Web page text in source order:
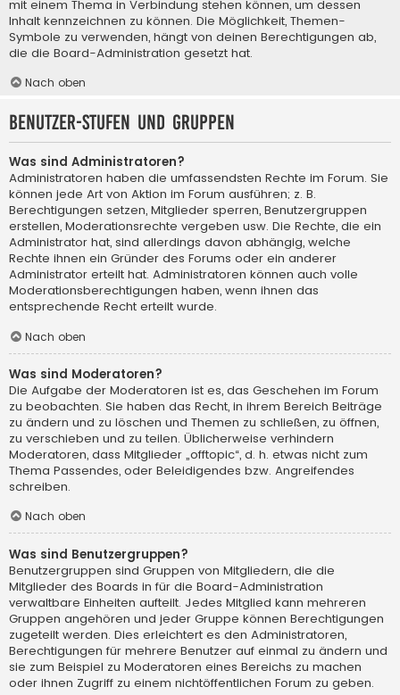
mit einem Thema in Verbindung stehen können, um dessen
Inhalt kennzeichnen zu können. Die Möglichkeit, Themen-
Symbole zu verwenden, hängt von deinen Berechtigungen ab,
die die Board-Administration gesetzt hat.
Nach oben
Benutzer-Stufen und Gruppen
Was sind Administratoren?
Administratoren haben die umfassendsten Rechte im Forum. Sie
können jede Art von Aktion im Forum ausführen; z. B.
Berechtigungen setzen, Mitglieder sperren, Benutzergruppen
erstellen, Moderationsrechte vergeben usw. Die Rechte, die ein
Administrator hat, sind allerdings davon abhängig, welche
Rechte ihnen ein Gründer des Forums oder ein anderer
Administrator erteilt hat. Administratoren können auch volle
Moderationsberechtigungen haben, wenn ihnen das
entsprechende Recht erteilt wurde.
Nach oben
Was sind Moderatoren?
Die Aufgabe der Moderatoren ist es, das Geschehen im Forum
zu beobachten. Sie haben das Recht, in ihrem Bereich Beiträge
zu ändern und zu löschen und Themen zu schließen, zu öffnen,
zu verschieben und zu teilen. Üblicherweise verhindern
Moderatoren, dass Mitglieder „offtopic“, d. h. etwas nicht zum
Thema Passendes, oder Beleidigendes bzw. Angreifendes
schreiben.
Nach oben
Was sind Benutzergruppen?
Benutzergruppen sind Gruppen von Mitgliedern, die die
Mitglieder des Boards in für die Board-Administration
verwaltbare Einheiten aufteilt. Jedes Mitglied kann mehreren
Gruppen angehören und jeder Gruppe können Berechtigungen
zugeteilt werden. Dies erleichtert es den Administratoren,
Berechtigungen für mehrere Benutzer auf einmal zu ändern und
sie zum Beispiel zu Moderatoren eines Bereichs zu machen
oder ihnen Zugriff zu einem nichtöffentlichen Forum zu geben.